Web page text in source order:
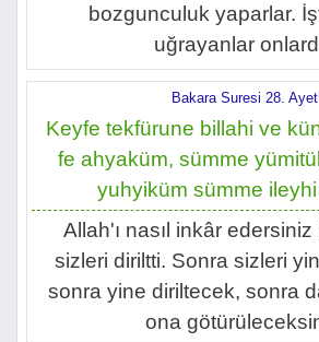
bozgunculuk yaparlar.
uğrayanlar
Bakara Suresi 28. Ayet
Keyfe tekfürune billahi ve
fe ahyaküm, sümme
yuhyiküm sümme
Allah'ı nasıl inkâr
sizleri diriltti. Sonra sizleri
sonra yine diriltecek, sonra
ona